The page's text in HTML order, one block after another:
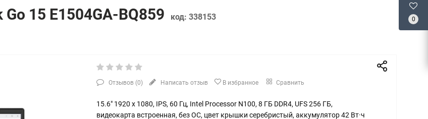
0
15 E1504GA-BQ859 код: 338153
Отзывов (0) Написать отзыв В избранное Сравнить
15.6" 1920 x 1080, IPS, 60 Гц, Intel Processor N100, 8 ГБ DDR4, UFS 256 ГБ,
видеокарта встроенная, без ОС, цвет крышки серебристый, аккумулятор 42 Вт·ч